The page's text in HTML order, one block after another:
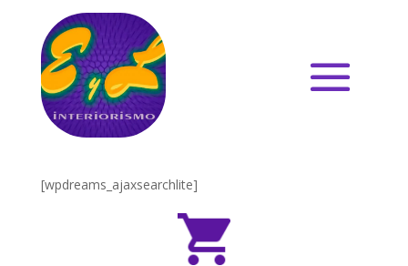
[wpdreams_ajaxsearchlite]